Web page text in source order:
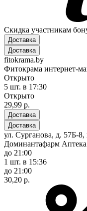
Скидка участникам
Доставка
Доставка
fitokrama.by
Фитокрама интернет-
Открыто
5 шт. в 17:30
Открыто
29,99 р.
Доставка
Доставка
ул. Сурганова, д. 57Б-
Доминантафарм
до 21:00
1 шт. в 15:36
до 21:00
30,20 р.